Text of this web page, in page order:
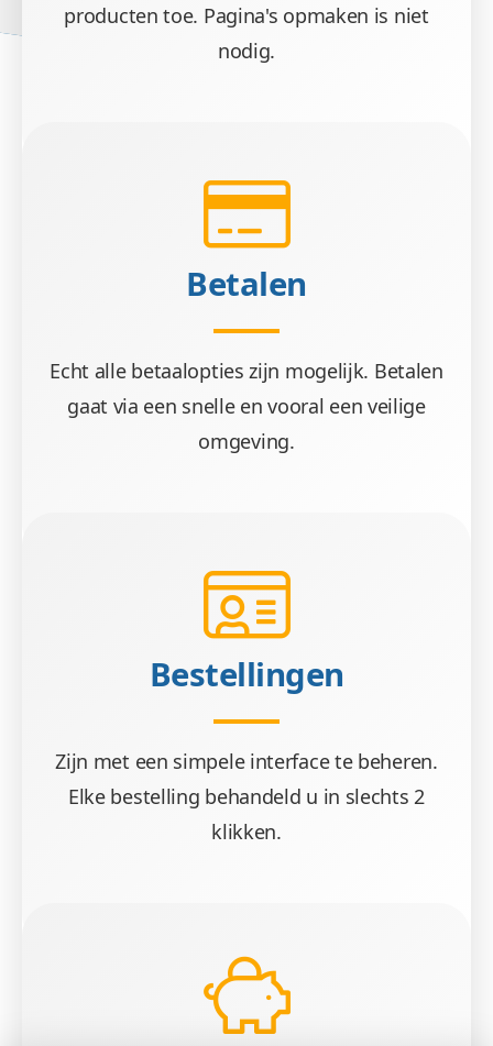
producten toe. Pagina's opmaken is niet
nodig.
Betalen
Echt alle betaalopties zijn mogelijk. Betalen
gaat via een snelle en vooral een veilige
omgeving.
Bestellingen
Zijn met een simpele interface te beheren.
Elke bestelling behandeld u in slechts 2
klikken.